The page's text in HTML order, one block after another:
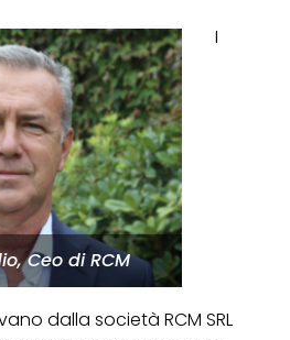
Ceo di RCM
I
dalla società RCM SRL